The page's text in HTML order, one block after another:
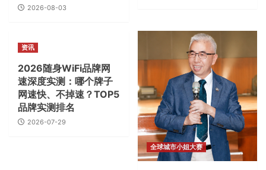
2026-08-03
资讯
2026随身WiFi品牌网
速深度实测：哪个牌子
网速快、不掉速？TOP5
品牌实测排名
2026-07-29
全球城市小姐大赛